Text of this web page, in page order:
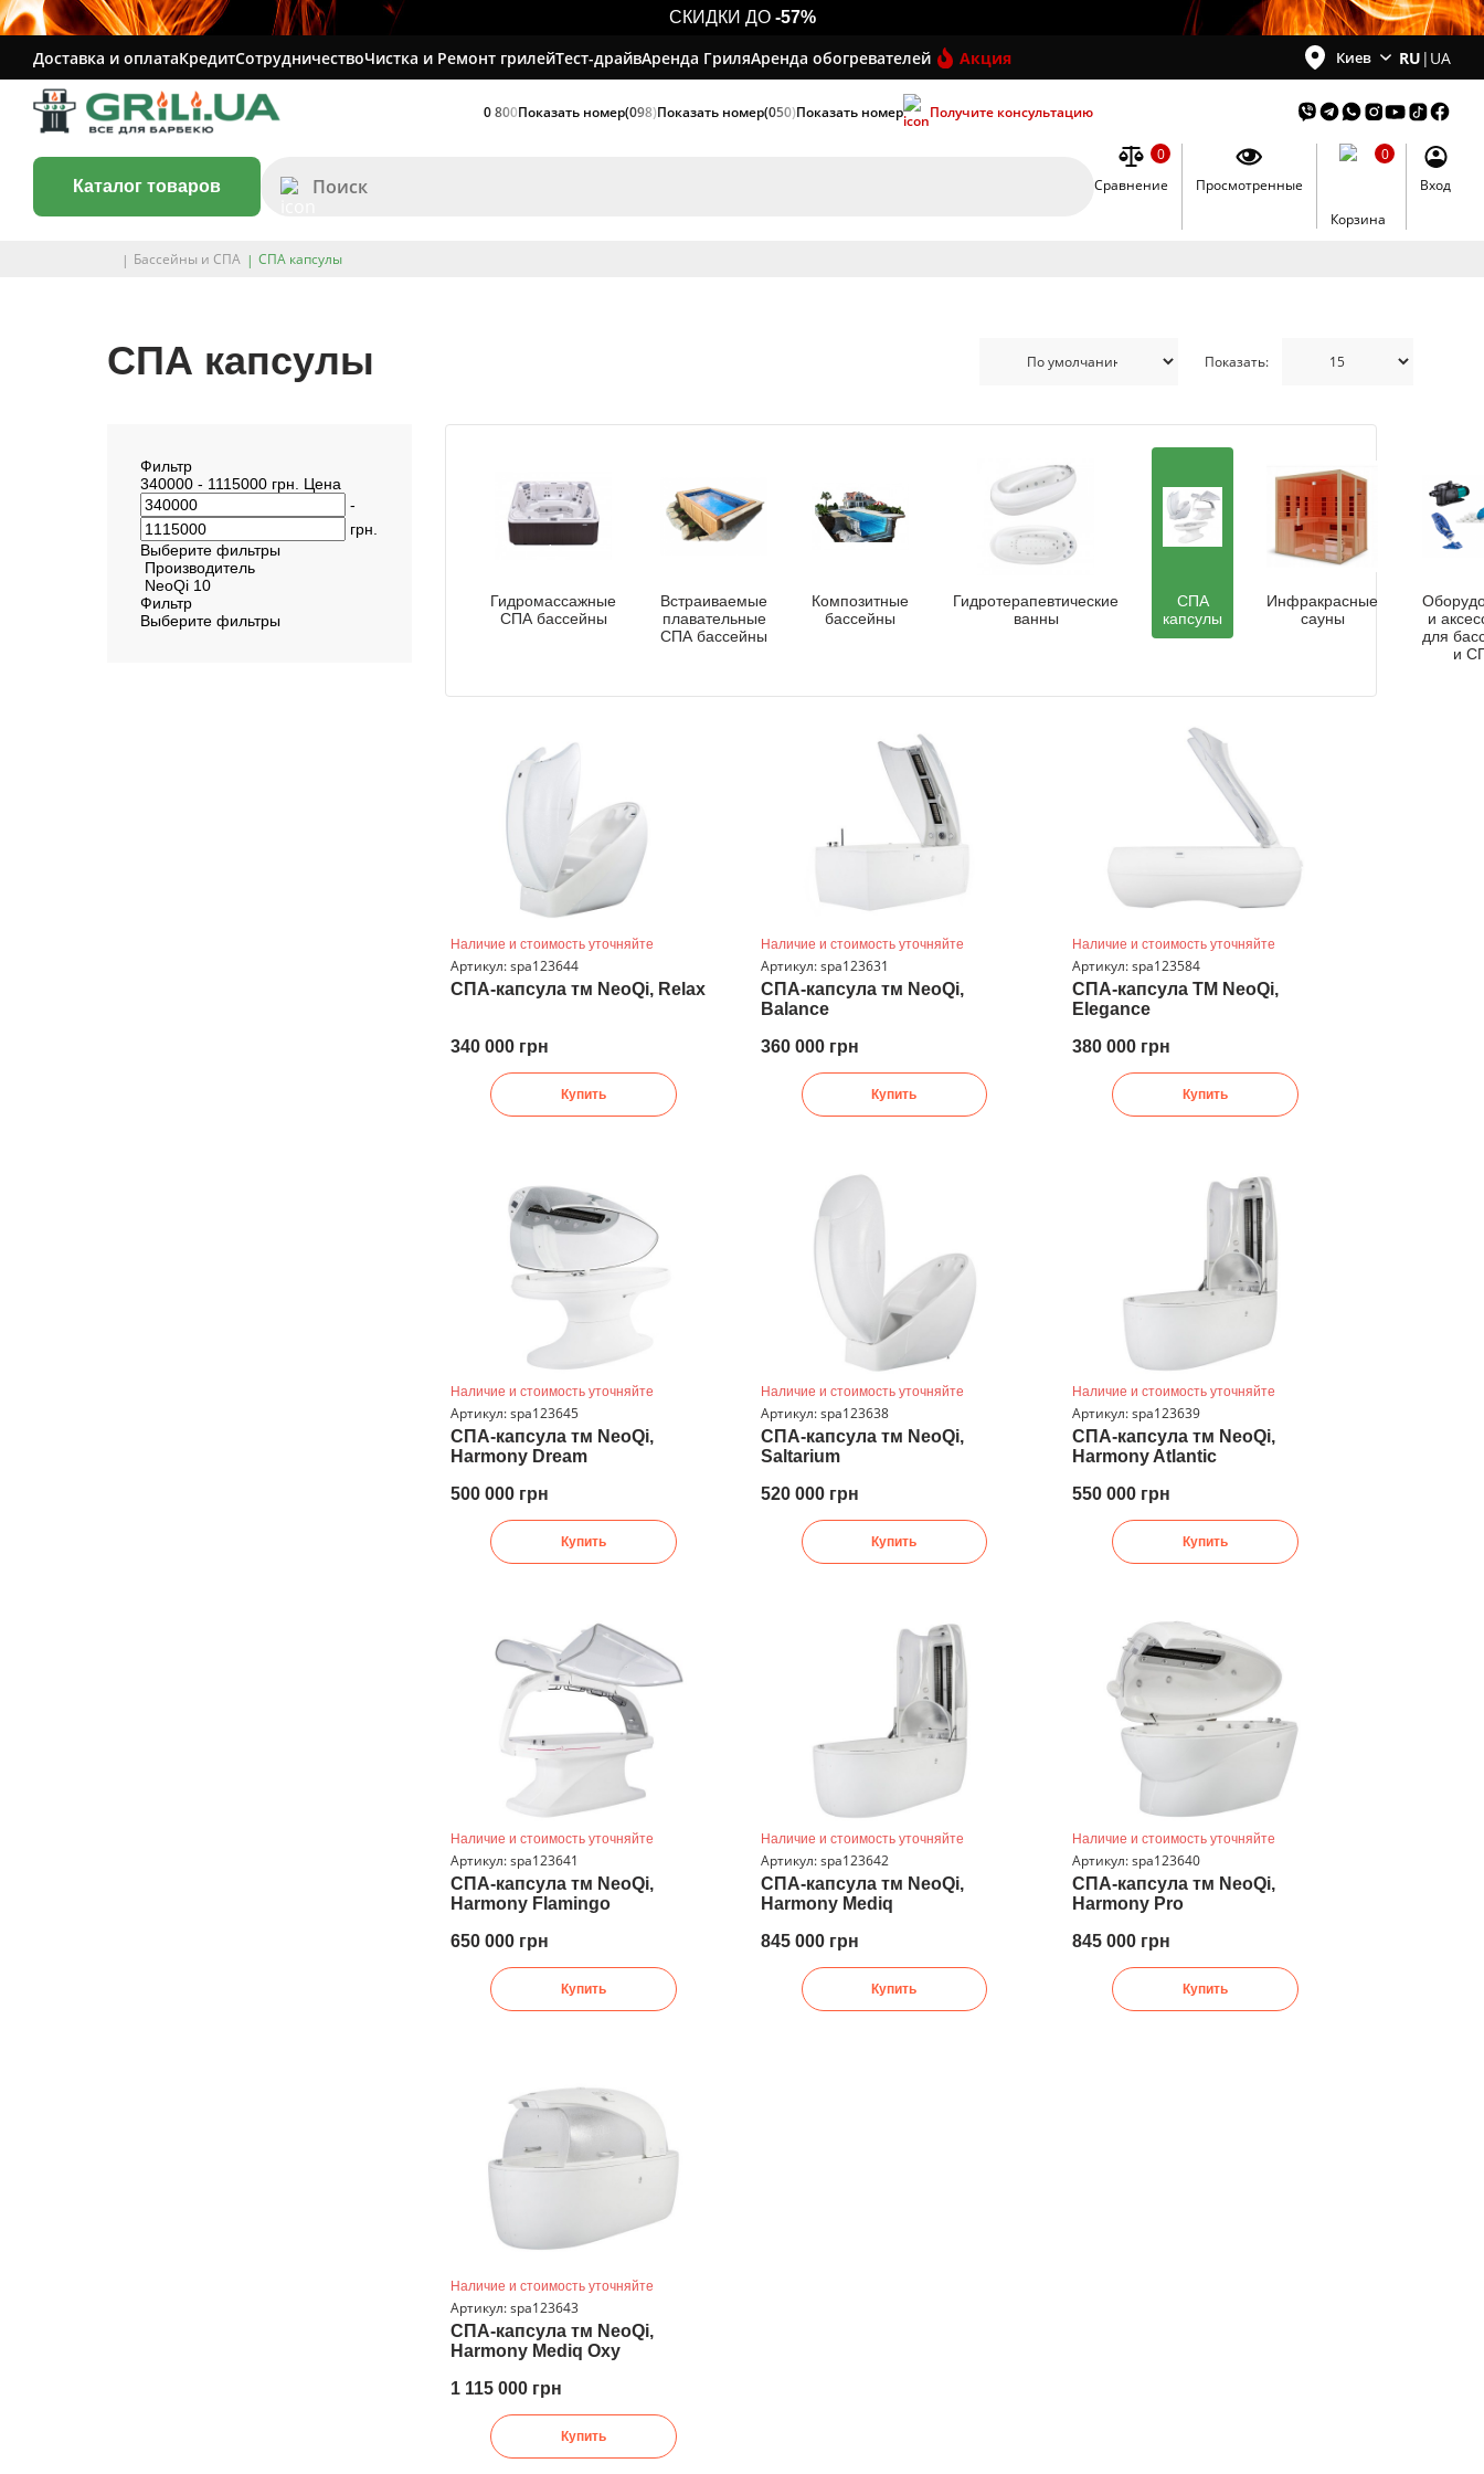
СКИДКИ ДО -57%
Доставка и оплатаКредитСотрудничествоЧистка и Ремонт грилейТест-драйвАренда ГриляАренда обогревателей Акция Киев RU | UA
0 800Показать номер(098)Показать номер(050)Показать номер Получите консультацию
Каталог товаров Сравнение
0
Просмотренные
Корзина
0
Вход
Бассейны и СПА СПА капсулы
СПА капсулы Показать:
Фильтр
340000 - 1115000 грн.
Цена
-
грн.
Выберите фильтры
Производитель
NeoQi 10
Фильтр
Выберите фильтры
Гидромассажные
СПА бассейны
Встраиваемые
плавательные
СПА бассейны
Композитные
бассейны
Гидротерапевтические
ванны
СПА
капсулы
Инфракрасные
сауны
и
для
и
Наличие и стоимость уточняйте
Артикул: spa123644
СПА-капсула тм NeoQi, Relax
340 000 грн
Купить
Наличие и стоимость уточняйте
Артикул: spa123631
СПА-капсула тм NeoQi,
Balance
360 000 грн
Купить
Наличие и стоимость уточняйте
Артикул: spa123584
СПА-капсула ТМ NeoQi,
Elegance
380 000 грн
Купить
Наличие и стоимость уточняйте
Артикул: spa123645
СПА-капсула тм NeoQi,
Harmony Dream
500 000 грн
Купить
Наличие и стоимость уточняйте
Артикул: spa123638
СПА-капсула тм NeoQi,
Saltarium
520 000 грн
Купить
Наличие и стоимость уточняйте
Артикул: spa123639
СПА-капсула тм NeoQi,
Harmony Atlantic
550 000 грн
Купить
Наличие и стоимость уточняйте
Артикул: spa123641
СПА-капсула тм NeoQi,
Harmony Flamingo
650 000 грн
Купить
Наличие и стоимость уточняйте
Артикул: spa123642
СПА-капсула тм NeoQi,
Harmony Mediq
845 000 грн
Купить
Наличие и стоимость уточняйте
Артикул: spa123640
СПА-капсула тм NeoQi,
Harmony Pro
845 000 грн
Купить
Наличие и стоимость уточняйте
Артикул: spa123643
СПА-капсула тм NeoQi,
Harmony Mediq Oxy
1 115 000 грн
Купить